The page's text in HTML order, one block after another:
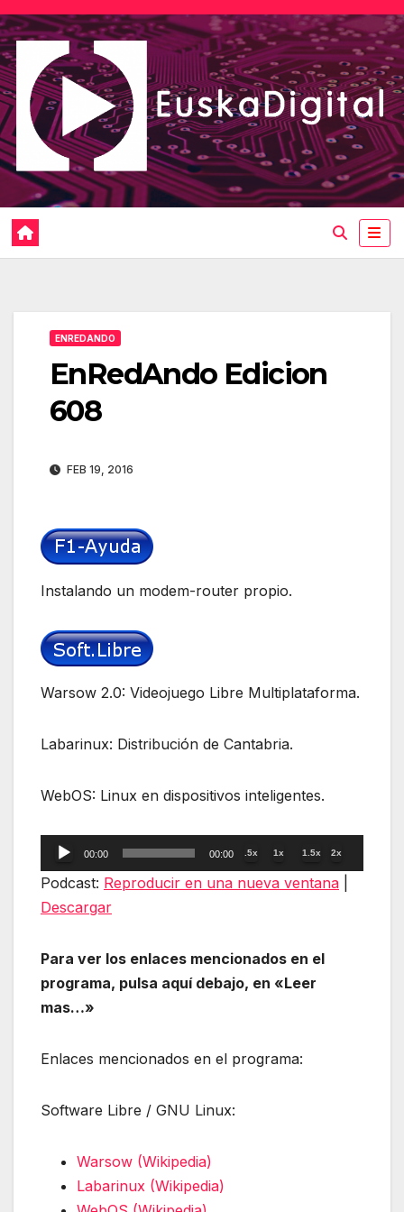
Saltar
al
contenido
ENREDANDO
EnRedAndo Edicion
608
FEB 19, 2016
Instalando un modem-router propio.
Warsow 2.0: Videojuego Libre Multiplataforma.
Labarinux: Distribución de Cantabria.
WebOS: Linux en dispositivos inteligentes.
Reproductor
de
00:00 00:00 .5x 1x 1.5x 2x
Podcast: Reproducir en una nueva ventana
Descargar
Para ver los enlaces mencionados en el
programa, pulsa aquí debajo, en «Leer
mas…»
Enlaces mencionados en el programa:
Software Libre / GNU Linux:
Warsow (Wikipedia)
Labarinux (Wikipedia)